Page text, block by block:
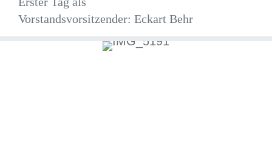
Vorstandsvorsitzender: Eckart Behr